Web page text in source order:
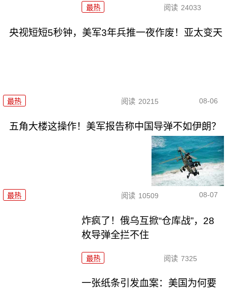
最热 阅读 24033
央视短短5秒钟，美军3年兵推一夜作废！亚太变天
最热 阅读 20215 08-06
五角大楼这操作！美军报告称中国导弹不如伊朗？
最热 阅读 10509 08-07
炸疯了！俄乌互掀“仓库战”，28
枚导弹全拦不住
最热 阅读 7325
一张纸条引发血案：美国为何要